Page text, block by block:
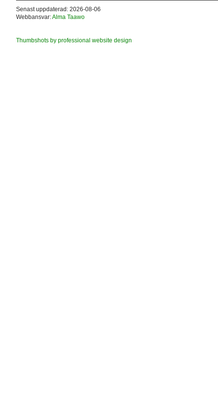
Senast uppdaterad: 2026-08-06
Webbansvar:Alma Taawo
Thumbshots by professional website design